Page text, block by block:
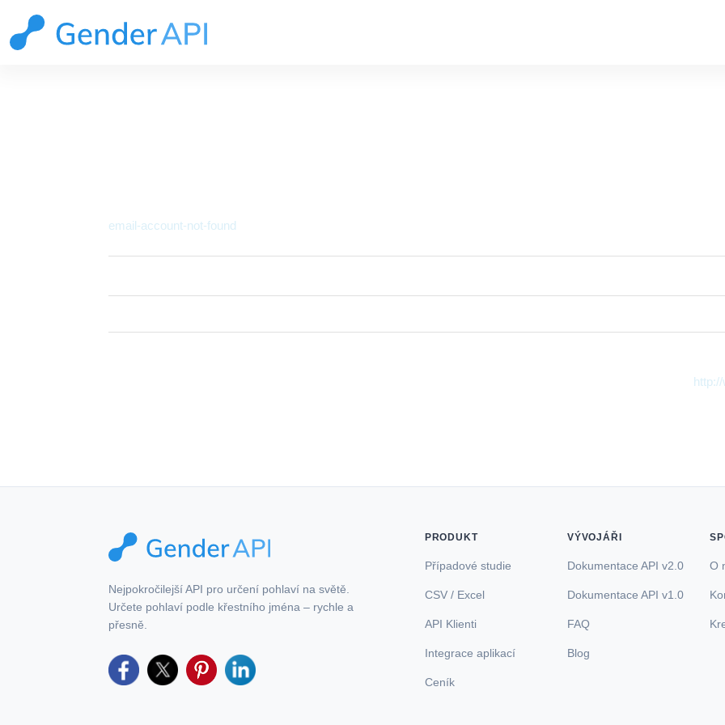
email-account-not-found
Nejpokročilejší API pro určení pohlaví na světě.
Určete pohlaví podle křestního jména – rychle a
přesně.
PRODUKT
Případové studie
CSV / Excel
API Klienti
Integrace aplikací
Ceník
VÝVOJÁŘI
Dokumentace API v2.0
Dokumentace API v1.0
FAQ
Blog
O